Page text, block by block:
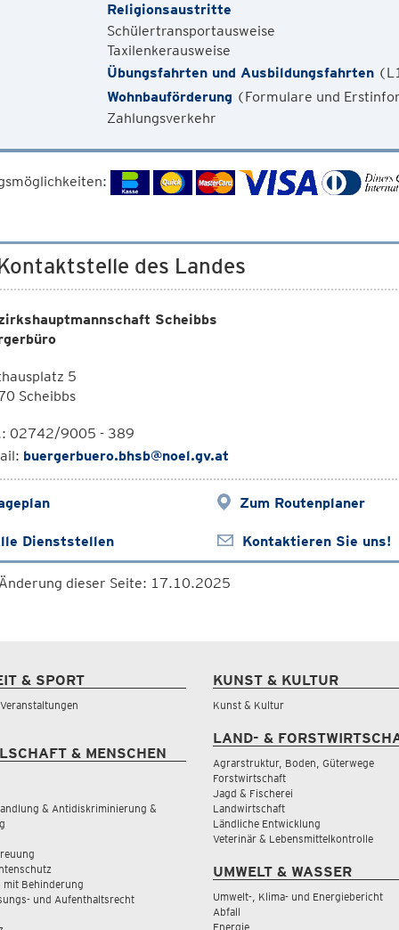
Religionsaustritte
Schülertransportausweise
Taxilenkerausweise
Übungsfahrten und Ausbildungsfahrten
Wohnbauförderung (Formulare und
Zahlungsverkehr
des Landes
Scheibbs
5
Scheibbs
02742/9005 - 389
buergerbuero.bhsb@noel.gv.at
Zum Routenplaner
Dienststellen Kontaktieren Sie uns!
dieser Seite: 17.10.2025
& SPORT
& MENSCHEN
& Antidiskriminierung &
mit Behinderung
und Aufenthaltsrecht
KUNST & KULTUR
Kunst & Kultur
LAND- &
Agrarstruktur, Boden, Güterwege
Forstwirtschaft
Jagd & Fischerei
Landwirtschaft
Ländliche Entwicklung
Veterinär & Lebensmittelkontrolle
UMWELT & WASSER
Umwelt-, Klima- und Energiebericht
Abfall
Energie